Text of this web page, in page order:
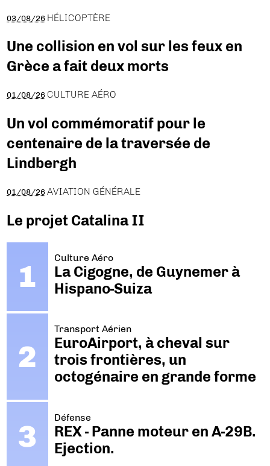
03/08/26 HÉLICOPTÈRE
Une collision en vol sur les feux en
Grèce a fait deux morts
01/08/26 CULTURE AÉRO
Un vol commémoratif pour le
centenaire de la traversée de
Lindbergh
01/08/26 AVIATION GÉNÉRALE
Le projet Catalina II
Culture Aéro
La Cigogne, de Guynemer à
Hispano-Suiza
Transport Aérien
EuroAirport, à cheval sur
trois frontières, un
octogénaire en grande forme
Défense
REX - Panne moteur en A-29B.
Ejection.